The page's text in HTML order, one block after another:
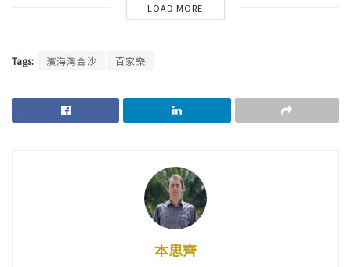
LOAD MORE
Tags: 濱海灣金沙 百家樂
本思齊